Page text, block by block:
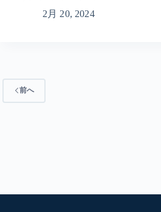
2月 20, 2024
前へ